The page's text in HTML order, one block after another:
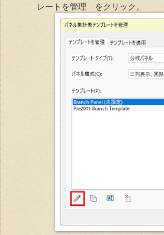
レートを管理 をクリック。